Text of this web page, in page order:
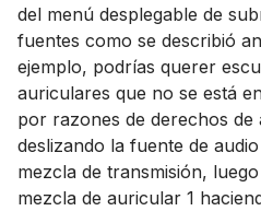
del menú desplegable de
fuentes como se describió
ejemplo, podrías querer
auriculares que no se está
por razones de derechos de
deslizando la fuente de
mezcla de transmisión,
mezcla de auricular 1